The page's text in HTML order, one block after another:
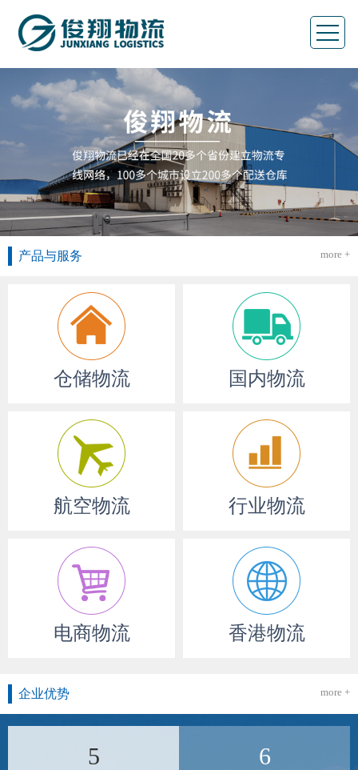
产品与服务 more +
仓储物流 国内物流
航空物流 行业物流
电商物流 香港物流
企业优势 more +
5 6